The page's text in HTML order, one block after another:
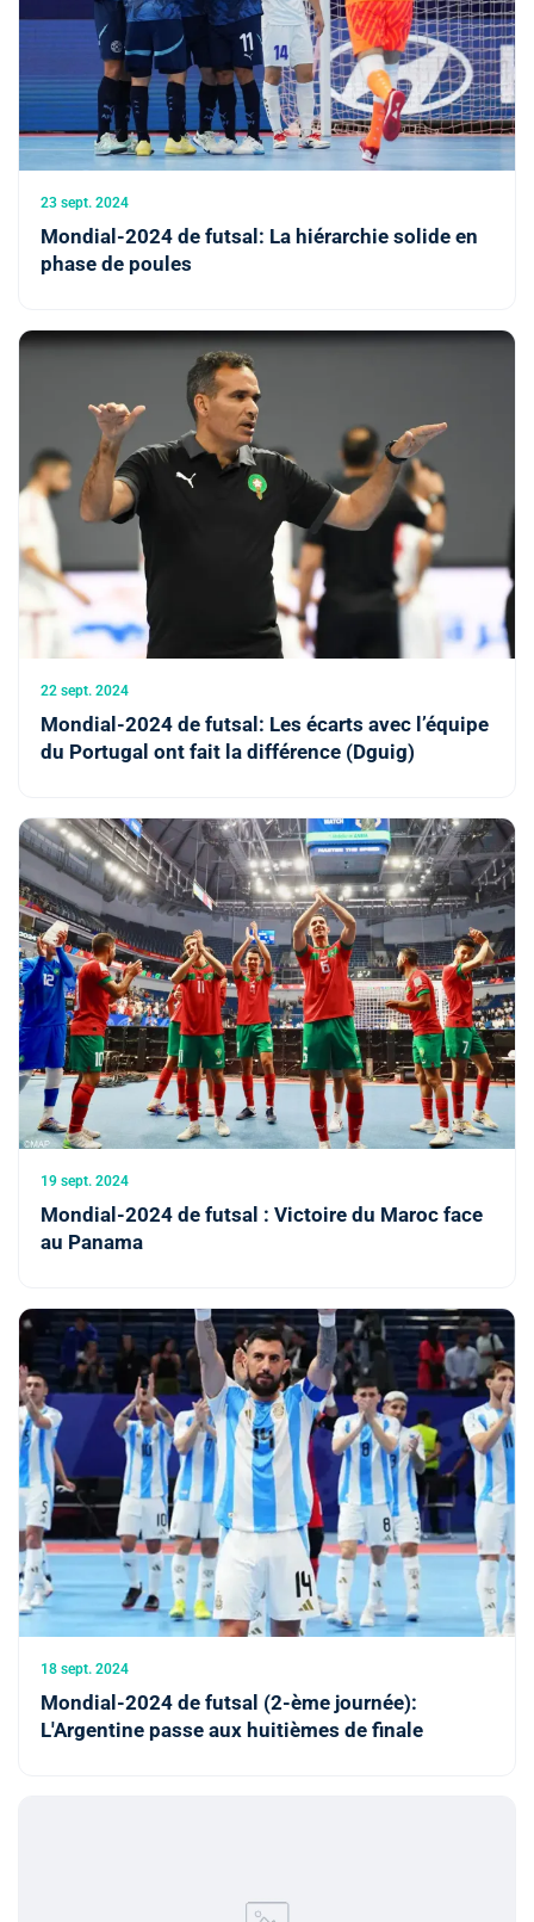
23 sept. 2024
Mondial-2024 de futsal: La hiérarchie solide en
phase de poules
22 sept. 2024
Mondial-2024 de futsal: Les écarts avec l’équipe
du Portugal ont fait la différence (Dguig)
19 sept. 2024
Mondial-2024 de futsal : Victoire du Maroc face
au Panama
18 sept. 2024
Mondial-2024 de futsal (2-ème journée):
L'Argentine passe aux huitièmes de finale